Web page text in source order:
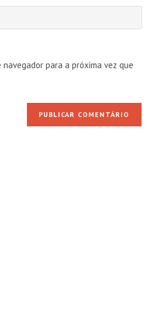
para a próxima vez que